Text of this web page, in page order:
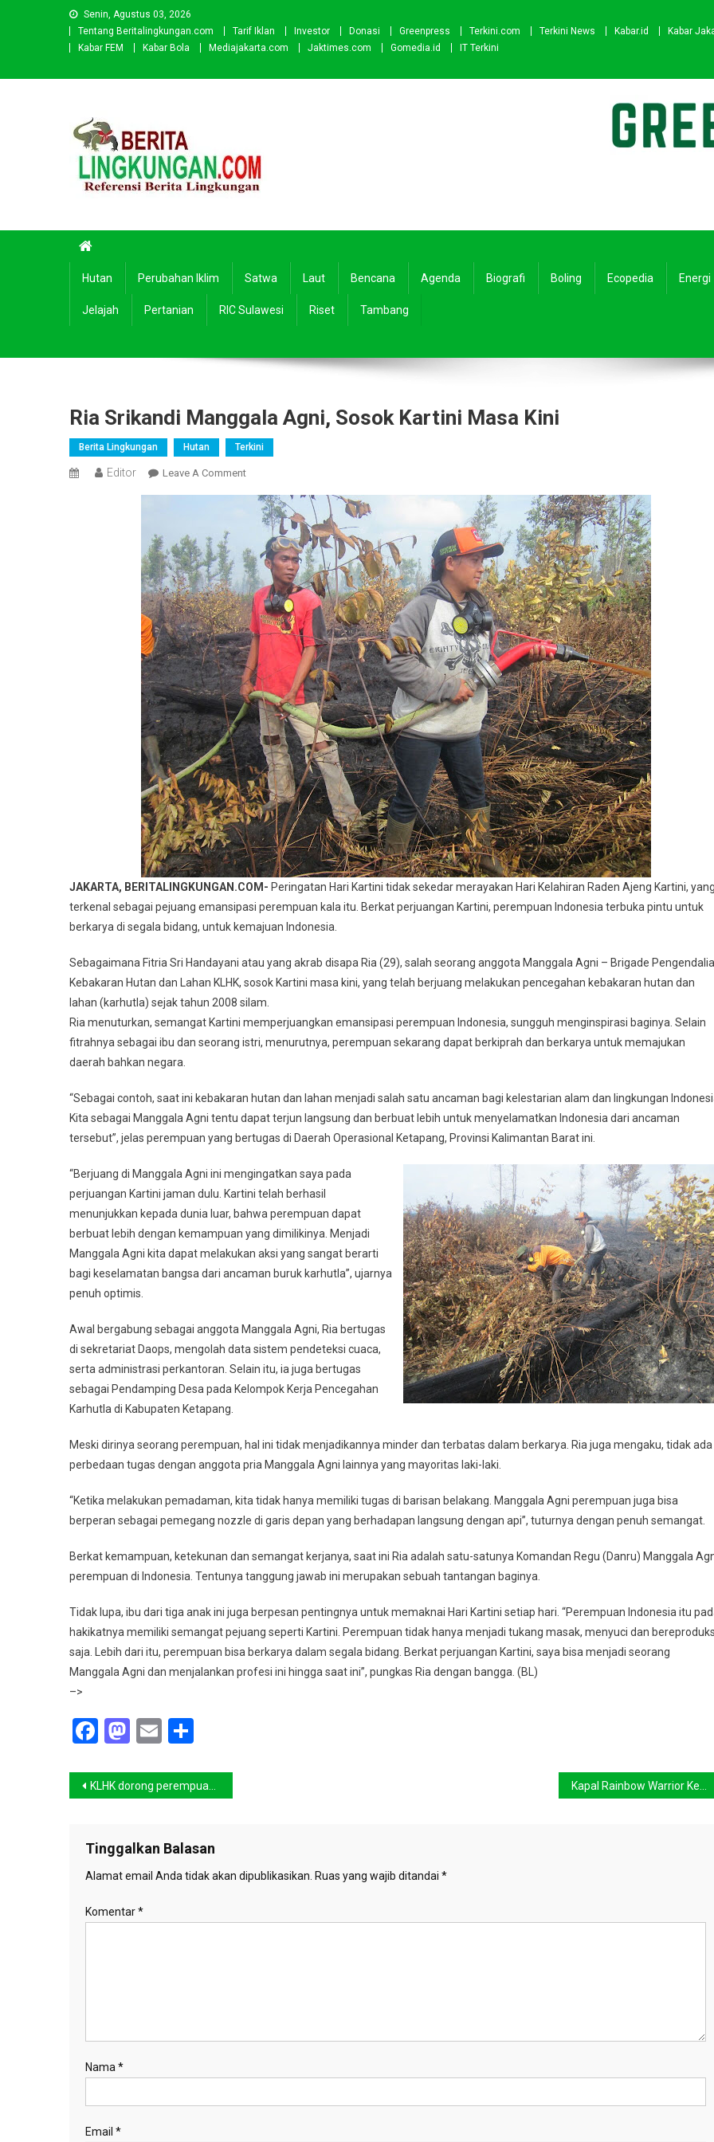
Senin, Agustus 03, 2026
Tentang Beritalingkungan.com
Tarif Iklan Investor Donasi Greenpress Terkini.com Terkini News Kabar.id
Kabar
Kabar FEM
Kabar Bola Mediajakarta.com Jaktimes.com Gomedia.id IT Terkini
Hutan Perubahan Iklim Satwa Laut Bencana Agenda Biografi Boling Ecopedia Energi
Jelajah Pertanian RIC Sulawesi Riset Tambang
Ria Srikandi Manggala Agni, Sosok Kartini Masa Kini
Berita Lingkungan Hutan Terkini
Editor Leave A CommentOn
Srikandi
Manggala
Agni,
Sosok
Kartini
Masa
Kini
JAKARTA, BERITALINGKUNGAN.COM- Peringatan Hari Kartini tidak sekedar merayakan Hari Kelahiran Raden Ajeng Kartini,
terkenal sebagai pejuang emansipasi perempuan kala itu. Berkat perjuangan Kartini, perempuan Indonesia terbuka pintu untuk
berkarya di segala bidang, untuk kemajuan Indonesia.
Sebagaimana Fitria Sri Handayani atau yang akrab disapa Ria (29), salah seorang anggota Manggala Agni – Brigade
Kebakaran Hutan dan Lahan KLHK, sosok Kartini masa kini, yang telah berjuang melakukan pencegahan kebakaran hutan dan
lahan (karhutla) sejak tahun 2008 silam.
Ria menuturkan, semangat Kartini memperjuangkan emansipasi perempuan Indonesia, sungguh menginspirasi baginya. Selain
fitrahnya sebagai ibu dan seorang istri, menurutnya, perempuan sekarang dapat berkiprah dan berkarya untuk memajukan
daerah bahkan negara.
“Sebagai contoh, saat ini kebakaran hutan dan lahan menjadi salah satu ancaman bagi kelestarian alam dan lingkungan
Kita sebagai Manggala Agni tentu dapat terjun langsung dan berbuat lebih untuk menyelamatkan Indonesia dari ancaman
tersebut”, jelas perempuan yang bertugas di Daerah Operasional Ketapang, Provinsi Kalimantan Barat ini.
“Berjuang di Manggala Agni ini mengingatkan saya pada
perjuangan Kartini jaman dulu. Kartini telah berhasil
menunjukkan kepada dunia luar, bahwa perempuan dapat
berbuat lebih dengan kemampuan yang dimilikinya. Menjadi
Manggala Agni kita dapat melakukan aksi yang sangat berarti
bagi keselamatan bangsa dari ancaman buruk karhutla”, ujarnya
penuh optimis.
Awal bergabung sebagai anggota Manggala Agni, Ria bertugas
di sekretariat Daops, mengolah data sistem pendeteksi cuaca,
serta administrasi perkantoran. Selain itu, ia juga bertugas
sebagai Pendamping Desa pada Kelompok Kerja Pencegahan
Karhutla di Kabupaten Ketapang.
Meski dirinya seorang perempuan, hal ini tidak menjadikannya minder dan terbatas dalam berkarya. Ria juga mengaku, tidak ada
perbedaan tugas dengan anggota pria Manggala Agni lainnya yang mayoritas laki-laki.
“Ketika melakukan pemadaman, kita tidak hanya memiliki tugas di barisan belakang. Manggala Agni perempuan juga bisa
berperan sebagai pemegang nozzle di garis depan yang berhadapan langsung dengan api”, tuturnya dengan penuh semangat.
Berkat kemampuan, ketekunan dan semangat kerjanya, saat ini Ria adalah satu-satunya Komandan Regu (Danru) Manggala
perempuan di Indonesia. Tentunya tanggung jawab ini merupakan sebuah tantangan baginya.
Tidak lupa, ibu dari tiga anak ini juga berpesan pentingnya untuk memaknai Hari Kartini setiap hari. “Perempuan Indonesia itu
hakikatnya memiliki semangat pejuang seperti Kartini. Perempuan tidak hanya menjadi tukang masak, menyuci dan
saja. Lebih dari itu, perempuan bisa berkarya dalam segala bidang. Berkat perjuangan Kartini, saya bisa menjadi seorang
Manggala Agni dan menjalankan profesi ini hingga saat ini”, pungkas Ria dengan bangga. (BL)
–>
Facebook
Mastodon
Email
Navigasi
KLHK dorong perempuan aktif melestarikan lingkungan
Tinggalkan Balasan
Alamat email Anda tidak akan dipublikasikan. Ruas yang wajib ditandai *
Komentar*
Nama *
Email *